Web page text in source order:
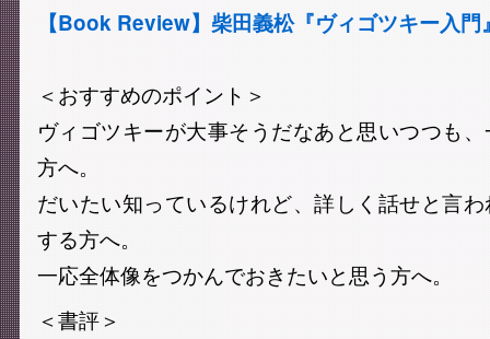
【Book Review】柴田義松『ヴィゴツキー入門
＜おすすめのポイント＞
ヴィゴツキーが大事そうだなあと思いつつも
方へ。
だいたい知っているけれど、詳しく話せと言
する方へ。
一応全体像をつかんでおきたいと思う方へ。
＜書評＞